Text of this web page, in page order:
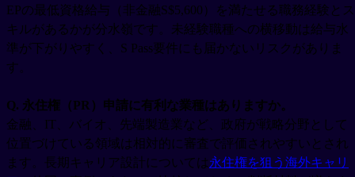
EPの最低資格給与（非金融S$5,600）を満たせる職務経験とス
キルがあるかが分水嶺です。未経験職種への横移動は給与水
準が下がりやすく、S Pass要件にも届かないリスクがありま
す。
Q. 永住権（PR）申請に有利な業種はありますか。
金融、IT、バイオ、先端製造業など、政府が戦略分野として
位置づけている領域は相対的に審査で評価されやすいとされ
ます。長期キャリア設計については永住権を狙う海外キャリ